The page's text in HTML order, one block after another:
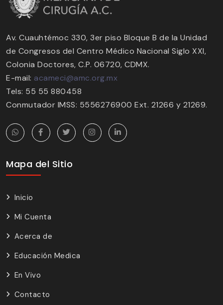
Av. Cuauhtémoc 330, 3er piso Bloque B de la Unidad
de Congresos del Centro Médico Nacional Siglo XXI,
Colonia Doctores, C.P. 06720, CDMX.
E-mail: acameci@amc.org.mx
Tels: 55 55 880458
Conmutador IMSS: 5556276900 Ext. 21266 y 21269.
Mapa del Sitio
Inicio
Mi Cuenta
Acerca de
Educación Medica
En Vivo
Contacto